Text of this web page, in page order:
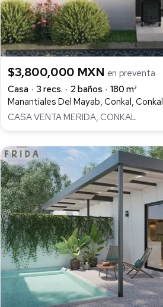
$3,800,000 MXN en preventa
Casa
3 recs. 2 baños
180 m²
Manantiales Del Mayab, Conkal, Conkal
CASA VENTA MERIDA, CONKAL